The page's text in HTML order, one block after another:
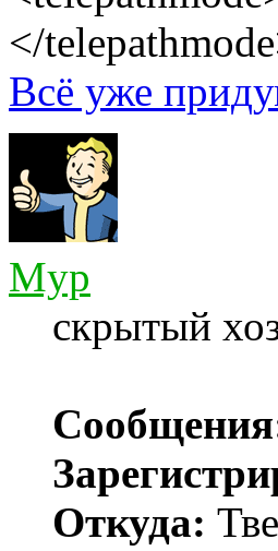
</
Всё уже
Myp
скрытый
Откуда: